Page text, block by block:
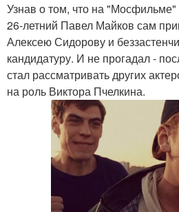
Узнав о том, что на
26-летний Павел Майков сам
Алексею Сидорову и
кандидатуру. И не прогадал -
стал рассматривать других
на роль Виктора Пчелкина.